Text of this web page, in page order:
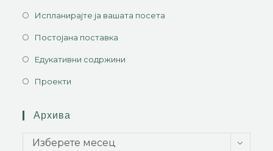
Испланирајте ја вашата посета
Постојана поставка
Едукативни содржини
Проекти
Архива
Изберете месец